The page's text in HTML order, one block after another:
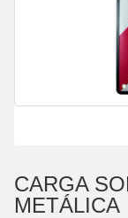
CARGA
METÁLICA